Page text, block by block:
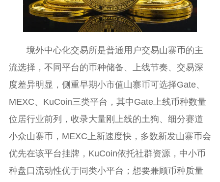
境外中心化交易所是普通用户交易山寨币的主
流选择，不同平台的币种储备、上线节奏、交易深
度差异明显，侧重早期小市值山寨币可选择Gate、
MEXC、KuCoin三类平台，其中Gate上线币种数量
位居行业前列，收录大量刚上线的土狗、细分赛道
小众山寨币，MEXC上新速度快，多数新发山寨币会
优先在该平台挂牌，KuCoin依托社群资源，中小币
种盘口流动性优于同类小平台；想要兼顾币种质量